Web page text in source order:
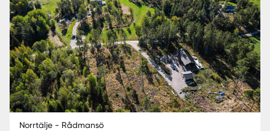
Norrtälje - Rådmansö